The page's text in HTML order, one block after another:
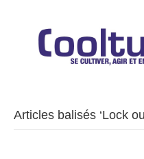
Articles balisés ‘Lock